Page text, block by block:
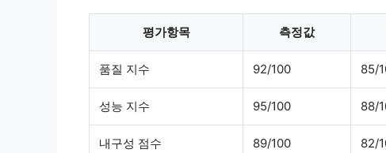
평가항목 측정값
품질 지수 92/100 85/
성능 지수 95/100 88/
내구성 점수 89/100 82/